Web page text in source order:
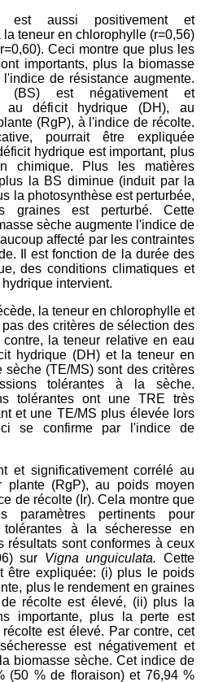
est aussi positivement et
teneur en chlorophylle (r=0,56)
Ceci montre que plus les
importants, plus la biomasse
de résistance augmente.
(BS) est négativement et
au déficit hydrique (DH), au
(RgP), à l'indice de récolte.
pourrait être expliquée
hydrique est important, plus
chimique. Plus les matières
la BS diminue (induit par la
la photosynthèse est perturbée,
graines est perturbé. Cette
sèche augmente l'indice de
affecté par les contraintes
Il est fonction de la durée des
des conditions climatiques et
intervient.
la teneur en chlorophylle et
des critères de sélection des
la teneur relative en eau
hydrique (DH) et la teneur en
(TE/MS) sont des critères
tolérantes à la sèche.
tolérantes ont une TRE très
et une TE/MS plus élevée lors
se confirme par l'indice de
et significativement corrélé au
plante (RgP), au poids moyen
de récolte (Ir). Cela montre que
paramètres pertinents pour
à la sécheresse en
résultats sont conformes à ceux
sur Vigna unguiculata. Cette
être expliquée: (i) plus le poids
plus le rendement en graines
récolte est élevé, (ii) plus la
importante, plus la perte est
est élevé. Par contre, cet
est négativement et
biomasse sèche. Cet indice de
(50 % de floraison) et 76,94 %